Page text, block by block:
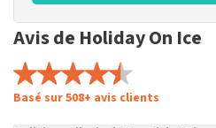
Avis de Holiday On Ice
Basé sur 508+ avis clients